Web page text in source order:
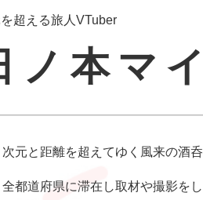
超える旅人VTuber
ノ本マイ
次元と距離を超えてゆく風来の酒呑
全都道府県に滞在し取材や撮影を